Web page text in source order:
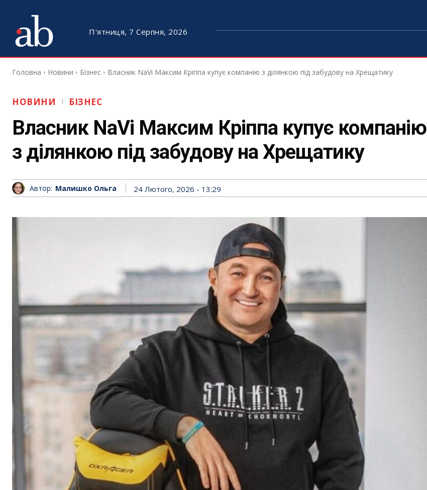
П'ятниця, 7 Серпня, 2026
Головна Новини Бізнес Власник NaVi Максим Кріппа купує компанію з ділянкою під забудову на Хрещатику
НОВИНИ БІЗНЕС
Власник NaVi Максим Кріппа купує компанію
з ділянкою під забудову на Хрещатику
Автор: Малишко Ольга 24 Лютого, 2026 - 13:29